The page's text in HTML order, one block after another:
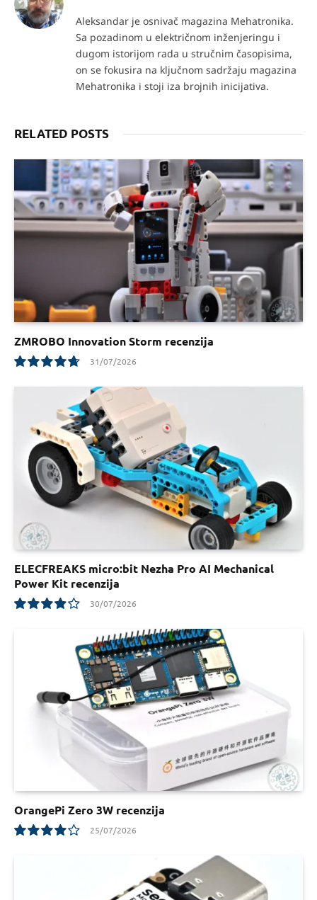
Aleksandar je osnivač magazina Mehatronika.
Sa pozadinom u električnom inženjeringu i
dugom istorijom rada u stručnim časopisima,
on se fokusira na ključnom sadržaju magazina
Mehatronika i stoji iza brojnih inicijativa.
RELATED POSTS
ZMROBO Innovation Storm recenzija
9.5
31/07/2026
ELECFREAKS micro:bit Nezha Pro AI Mechanical
Power Kit recenzija
30/07/2026
OrangePi Zero 3W recenzija
25/07/2026